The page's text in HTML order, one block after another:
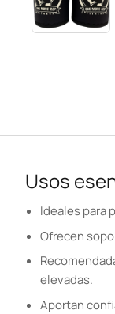
Usos
Ideales para
Ofrecen
elevadas.
Aportan